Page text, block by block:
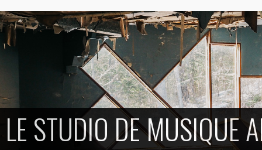
LE STUDIO DE MUSIQUE